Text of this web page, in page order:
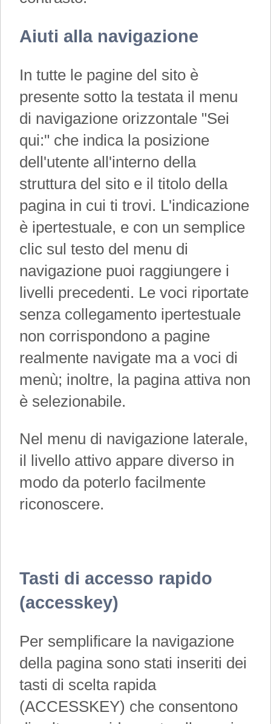
Aiuti alla navigazione
In tutte le pagine del sito è
presente sotto la testata il menu
di navigazione orizzontale "Sei
qui:" che indica la posizione
dell'utente all'interno della
struttura del sito e il titolo della
pagina in cui ti trovi. L'indicazione
è ipertestuale, e con un semplice
clic sul testo del menu di
navigazione puoi raggiungere i
livelli precedenti. Le voci riportate
senza collegamento ipertestuale
non corrispondono a pagine
realmente navigate ma a voci di
menù; inoltre, la pagina attiva non
è selezionabile.
Nel menu di navigazione laterale,
il livello attivo appare diverso in
modo da poterlo facilmente
riconoscere.
Tasti di accesso rapido
(accesskey)
Per semplificare la navigazione
della pagina sono stati inseriti dei
tasti di scelta rapida
(ACCESSKEY) che consentono